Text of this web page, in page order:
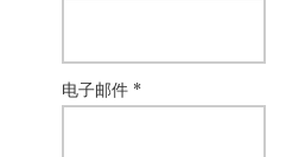
电子邮件 *